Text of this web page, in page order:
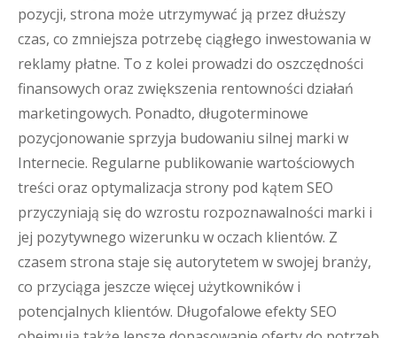
pozycji, strona może utrzymywać ją przez dłuższy
czas, co zmniejsza potrzebę ciągłego inwestowania w
reklamy płatne. To z kolei prowadzi do oszczędności
finansowych oraz zwiększenia rentowności działań
marketingowych. Ponadto, długoterminowe
pozycjonowanie sprzyja budowaniu silnej marki w
Internecie. Regularne publikowanie wartościowych
treści oraz optymalizacja strony pod kątem SEO
przyczyniają się do wzrostu rozpoznawalności marki i
jej pozytywnego wizerunku w oczach klientów. Z
czasem strona staje się autorytetem w swojej branży,
co przyciąga jeszcze więcej użytkowników i
potencjalnych klientów. Długofalowe efekty SEO